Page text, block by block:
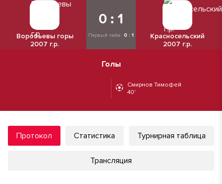
Воробьевы горы
2007 г.р.
0 : 1
Первый тайм: 0 : 1
Красносельский
2007 г.р.
Голы
Смирнов Тимофей
40'
Протокол Статистика Турнирная таблица
Трансляция